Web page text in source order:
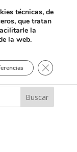
técnicas, de
que tratan
la
la web.
Cerrar el